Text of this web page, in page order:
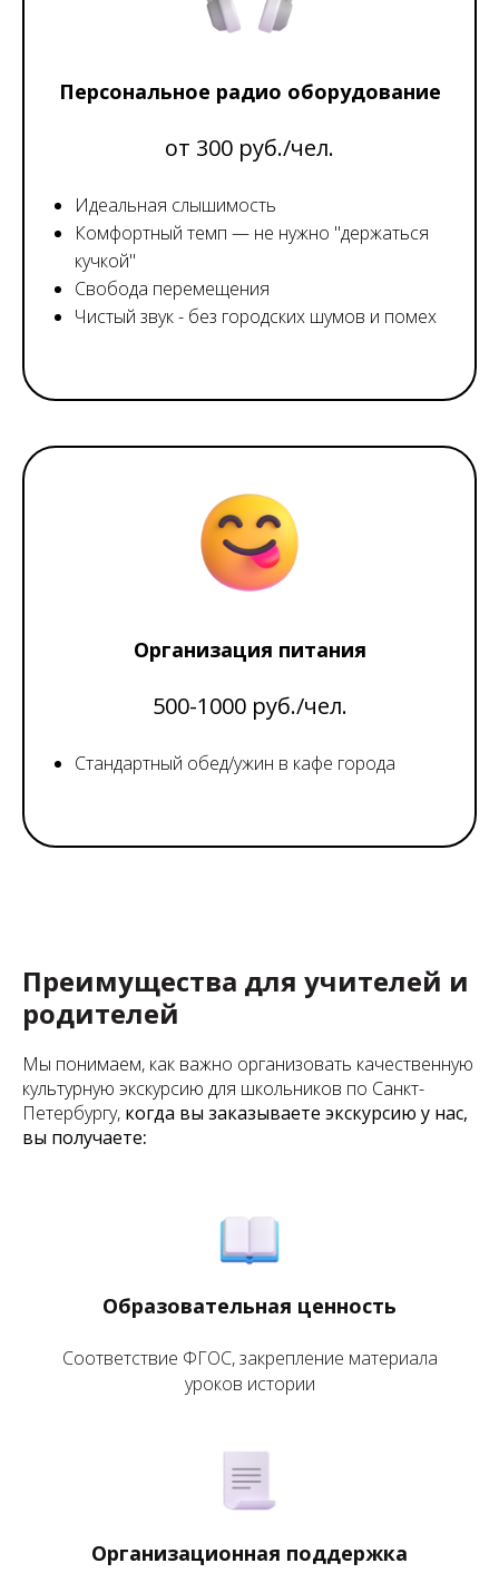
Персональное радио оборудование
от 300 руб./чел.
Идеальная слышимость
Комфортный темп — не нужно "держаться
кучкой"
Свобода перемещения
Чистый звук - без городских шумов и помех
Организация питания
500-1000 руб./чел.
Стандартный обед/ужин в кафе города
Преимущества для учителей и
родителей
Мы понимаем, как важно организовать качественную
культурную экскурсию для школьников по Санкт-
Петербургу, когда вы заказываете экскурсию у нас,
вы получаете:
Образовательная ценность
Соответствие ФГОС, закрепление материала
уроков истории
Организационная поддержка